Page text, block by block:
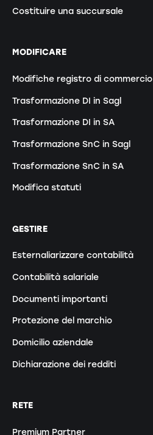
Costituire una succursale
MODIFICARE
Modifiche registro di commercio
Trasformazione DI in Sagl
Trasformazione DI in SA
Trasformazione SnC in Sagl
Trasformazione SnC in SA
Modifica statuti
GESTIRE
Esternaliarizzare contabilità
Contabilità salariale
Documenti importanti
Protezione del marchio
Domicilio aziendale
Dichiarazione dei redditi
RETE
Premium Partner